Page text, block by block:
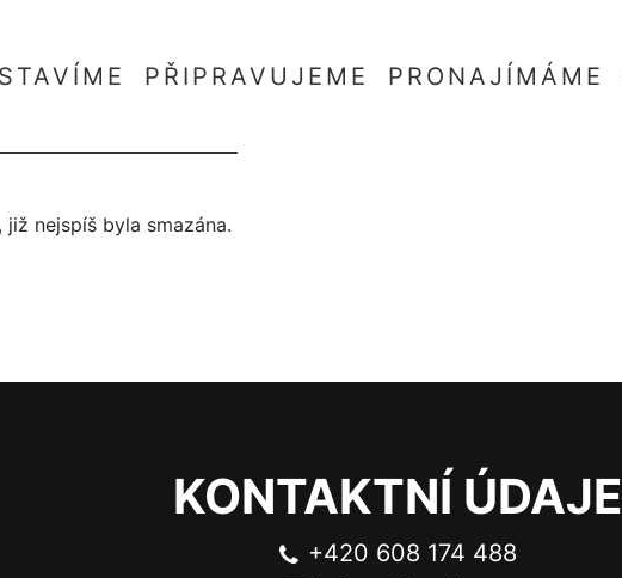
STAVÍME PŘIPRAVUJEME PRONAJÍMÁME
nejspíš byla smazána.
KONTAKTNÍ ÚDAJE
+420 608 174 488